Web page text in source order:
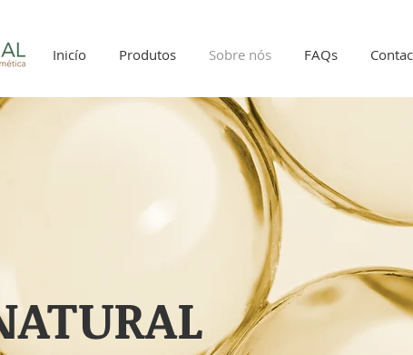
Inicío Produtos Sobre nós FAQs